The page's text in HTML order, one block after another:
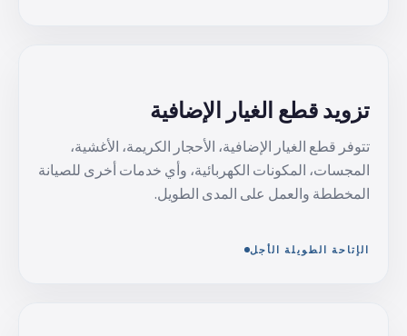
تزويد قطع الغيار الإضافية
تتوفر قطع الغيار الإضافية، الأحجار الكريمة، الأغشية،
المجسات، المكونات الكهربائية، وأي خدمات أخرى للصيانة
المخططة والعمل على المدى الطويل.
الإتاحة الطويلة الأجل